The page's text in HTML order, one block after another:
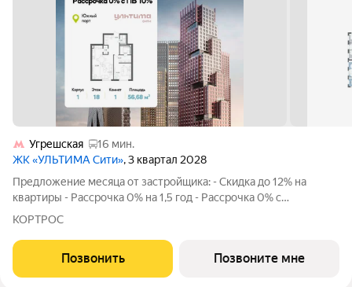
Угрешская
16 мин.
ЖК «УЛЬТИМА Сити», 3 квартал 2028
Предложение месяца от застройщика: - Скидка до 12% на
квартиры - Рассрочка 0% на 1,5 год - Рассрочка 0% с
первоначальным взносом от 10% - Ипотека для всех, ставка
Ипотека для всех на весь
КОРТРОС
Позвонить Позвоните мне